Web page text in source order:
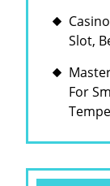
Slot,
For